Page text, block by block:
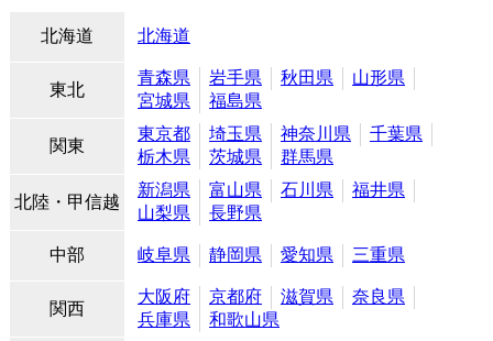
北海道 北海道
東北
青森県 岩手県 秋田県
山形県
宮城県
福島県
関東
東京都 埼玉県 神奈川県
千葉県
栃木県
茨城県 群馬県
北陸・甲信越
新潟県 富山県 石川県
福井県
山梨県
長野県
中部 岐阜県 静岡県 愛知県 三重県
関西
大阪府 京都府 滋賀県
奈良県
兵庫県
和歌山県